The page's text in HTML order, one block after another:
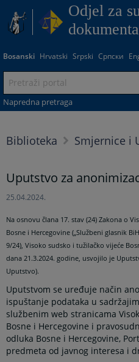
Odjel za
Bosanski Hrvatski Srpski Српски
Napredna pretraga
Biblioteka Smjernice i
Uputstvo za
25.04.2024.
Na osnovu člana 17. stav (24) Zakona o
Bosne i Hercegovine („Službeni glasnik
9/24), Visoko sudsko i tužilačko vijeće
dana 21.3.2024. godine, usvojilo je
Uputstvo).
Uputstvom se uređuje način
ispuštanje podataka u
službenim web stranicama
Bosne i Hercegovine i
odluka Bosne i Hercegovine,
predmeta od javnog interesa i